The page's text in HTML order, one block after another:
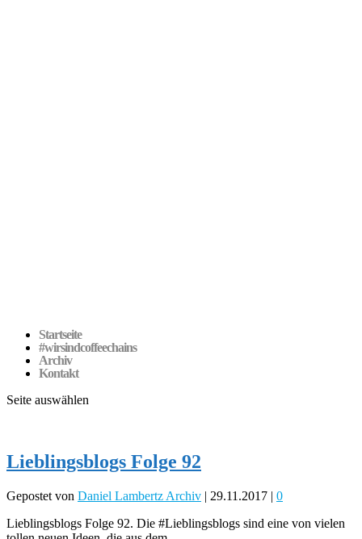
Startseite
#wirsindcoffeechains
Archiv
Kontakt
Seite auswählen
Lieblingsblogs Folge 92
Gepostet von Daniel Lambertz Archiv | 29.11.2017 | 0
Lieblingsblogs Folge 92. Die #Lieblingsblogs sind eine von vielen